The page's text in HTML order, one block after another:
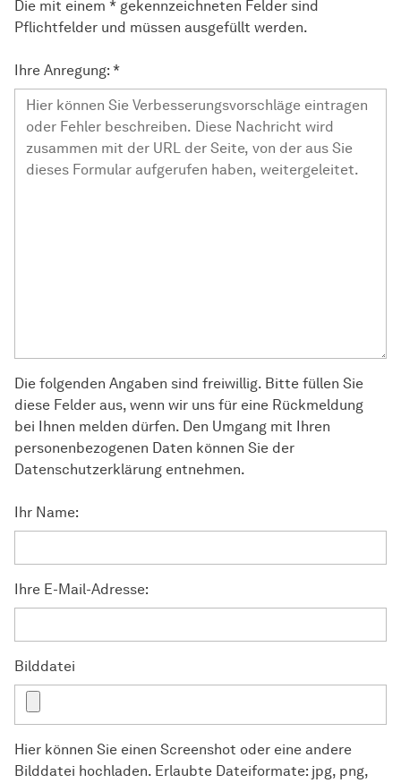
Die mit einem * gekennzeichneten Felder sind
Pflichtfelder und müssen ausgefüllt werden.
Ihre Anregung: *
Die folgenden Angaben sind freiwillig. Bitte füllen Sie
diese Felder aus, wenn wir uns für eine Rückmeldung
bei Ihnen melden dürfen. Den Umgang mit Ihren
personenbezogenen Daten können Sie der
Datenschutzerklärung entnehmen.
Ihr Name:
Ihre E-Mail-Adresse:
Bilddatei
Hier können Sie einen Screenshot oder eine andere
Bilddatei hochladen. Erlaubte Dateiformate: jpg, png,